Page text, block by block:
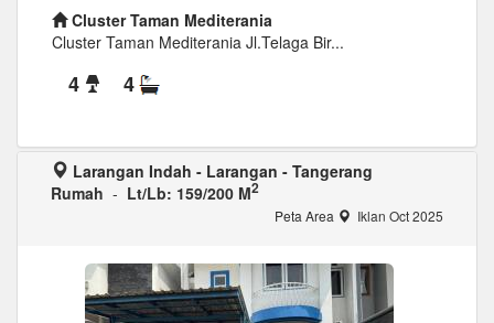
Cluster Taman Mediterania
Cluster Taman Mediterania Jl.Telaga Bir...
4 4
Larangan Indah - Larangan - Tangerang
Rumah - Lt/Lb: 159/200 M2
Peta Area Iklan Oct 2025